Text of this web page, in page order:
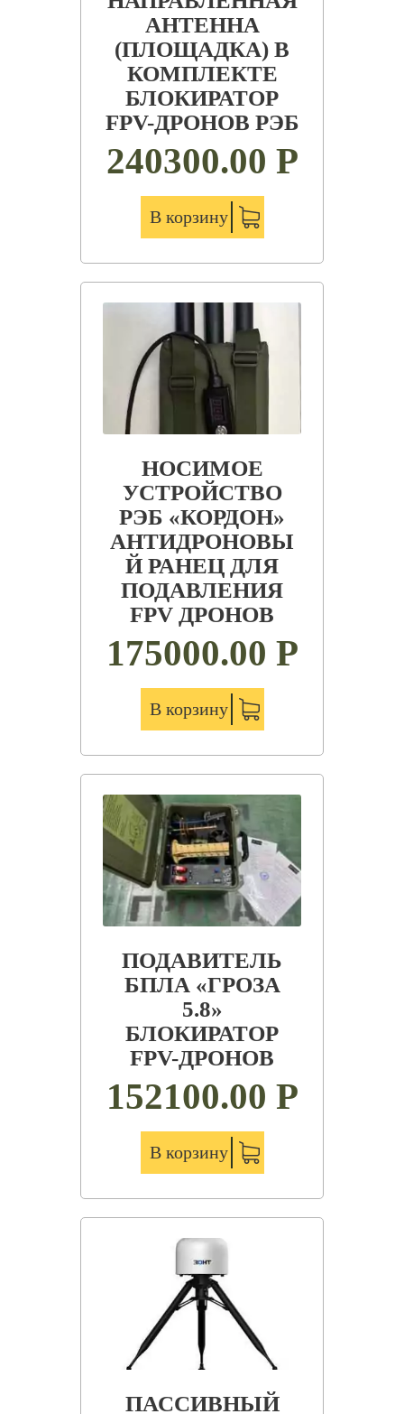
АНТЕННА
(ПЛОЩАДКА) В
КОМПЛЕКТЕ
БЛОКИРАТОР
FPV-ДРОНОВ РЭБ
240300.00 Р
В корзину
НОСИМОЕ
УСТРОЙСТВО
РЭБ «КОРДОН»
АНТИДРОНОВЫ
Й РАНЕЦ ДЛЯ
ПОДАВЛЕНИЯ
FPV ДРОНОВ
175000.00 Р
В корзину
ПОДАВИТЕЛЬ
БПЛА «ГРОЗА
5.8»
БЛОКИРАТОР
FPV-ДРОНОВ
152100.00 Р
В корзину
ПАССИВНЫЙ